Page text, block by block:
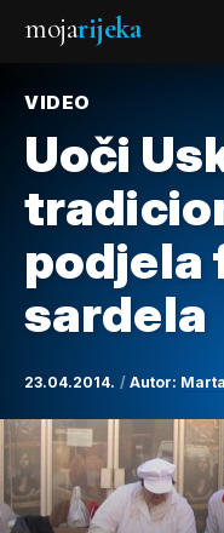
mojarijeka
VIDEO
Uoči
podjela
sardela
23.04.2014. Autor: